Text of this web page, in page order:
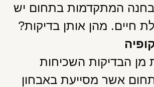
המתקדמות בתחום יש
חיים. מהן אותן בדיקות?
מן הבדיקות השכיחות
אשר מסייעת באבחון